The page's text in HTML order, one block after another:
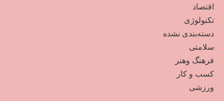
اقتصاد
تکنولوژی
دسته‌بندی نشده
سلامتی
فرهنگ وهنر
کسب و کار
ورزشی